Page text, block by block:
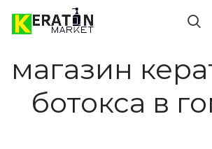
магазин
ботокса в